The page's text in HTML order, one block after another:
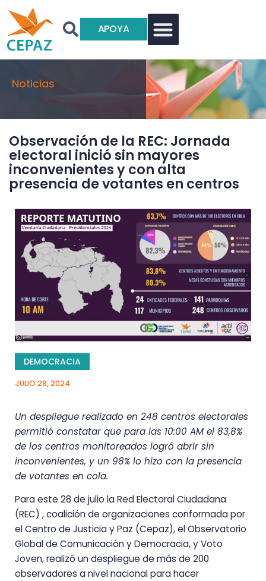
APOYA
Noticias
Observación de la REC: Jornada
electoral inició sin mayores
inconvenientes y con alta
presencia de votantes en centros
DEMOCRACIA
JULIO 28, 2024
Un despliegue realizado en 248 centros electorales
permitió constatar que para las 10:00 AM el 83,8%
de los centros monitoreados logró abrir sin
inconvenientes, y un 98% lo hizo con la presencia
de votantes en cola.
Para este 28 de julio la Red Electoral Ciudadana
(REC) , coalición de organizaciones conformada por
el Centro de Justicia y Paz (Cepaz), el Observatorio
Global de Comunicación y Democracia, y Voto
Joven, realizó un despliegue de más de 200
observadores a nivel nacional para hacer